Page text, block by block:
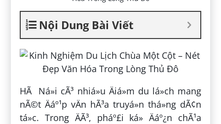
Nội Dung Bài Viết
HÃ Ná»i cÃ³ nhiá»u Äiá»m du lá»ch mang
nÃ©t Äáº¹p vÄn hÃ³a truyá»n thá»ng dÃ¢n
tá»c. Trong ÄÃ³, pháº£i ká» Äáº¿n chÃ¹a